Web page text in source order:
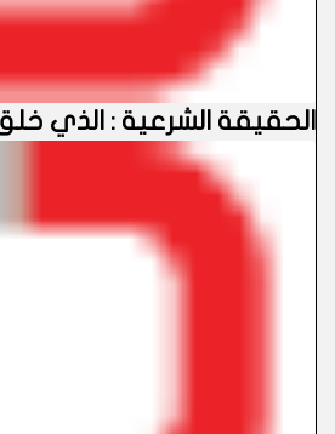
الحقيقة الشرعية : الذي